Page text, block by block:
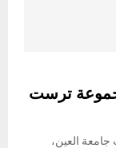
ترست
/وام/وقعت جامعة العين،